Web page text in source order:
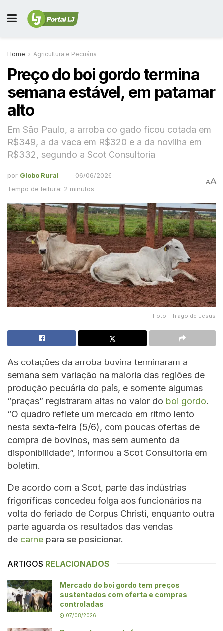
Home Agricultura e Pecuária
Preço do boi gordo termina
semana estável, em patamar
alto
Em São Paulo, a arroba do gado ficou cotada em
R$349, a da vaca em R$320 e a da novilha em
R$332, segundo a Scot Consultoria
por Globo Rural
06/06/2026
Tempo de leitura: 2 minutos
AA
Foto: Thiago de Jesus
As cotações da arroba bovina terminaram a
semana sem variação na maioria das regiões de
produção pecuária do país, e somente algumas
“praças” registraram altas no valor do boi gordo.
“O quadro reflete um mercado em ritmo lento
nesta sexta-feira (5/6), com poucas ofertas de
compra de bovinos, mas sem aumento da
disponibilidade”, informou a Scot Consultoria em
boletim.
De acordo com a Scot, parte das indústrias
frigoríficas concedeu folga aos funcionários na
volta do feriado de Corpus Christi, enquanto outra
parte aguarda os resultados das vendas
de carne para se posicionar.
ARTIGOS RELACIONADOS
Mercado do boi gordo tem preços
sustentados com oferta e compras
controladas
07/08/2026